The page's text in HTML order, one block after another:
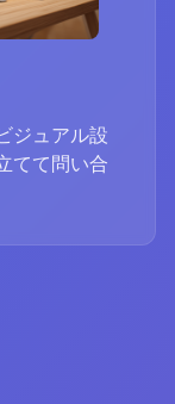
ジュアル設
てて問い合